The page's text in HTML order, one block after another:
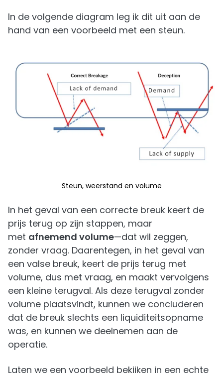
In de volgende diagram leg ik dit uit aan de
hand van een voorbeeld met een steun.
Steun, weerstand en volume
In het geval van een correcte breuk keert de
prijs terug op zijn stappen, maar
met afnemend volume—dat wil zeggen,
zonder vraag. Daarentegen, in het geval van
een valse breuk, keert de prijs terug met
volume, dus met vraag, en maakt vervolgens
een kleine terugval. Als deze terugval zonder
volume plaatsvindt, kunnen we concluderen
dat de breuk slechts een liquiditeitsopname
was, en kunnen we deelnemen aan de
operatie.
Laten we een voorbeeld bekijken in een echte